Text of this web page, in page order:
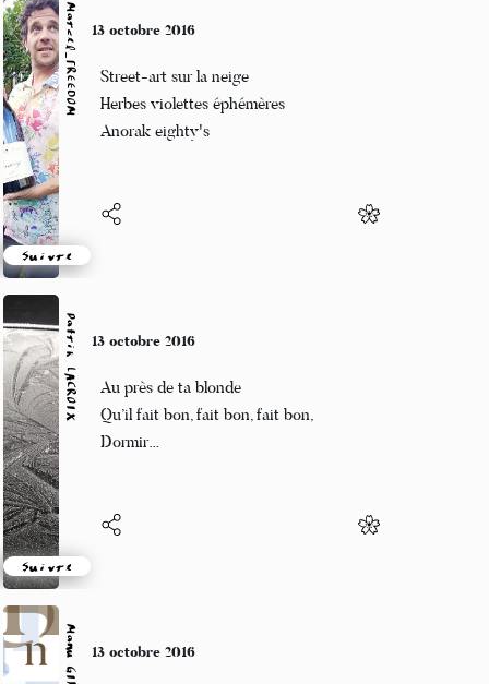
Marcel_FREEDOM
Suivre
10 octobre 2016
Craintes nécessaires
Un automne historique
Lettre à la poste
Patrik LACROIX
Suivre
10 octobre 2016
Chanter à tue-tête
Vomir son chagrin
Foutre la paix aux fleurs.
Manu GINET 10 octobre 2016